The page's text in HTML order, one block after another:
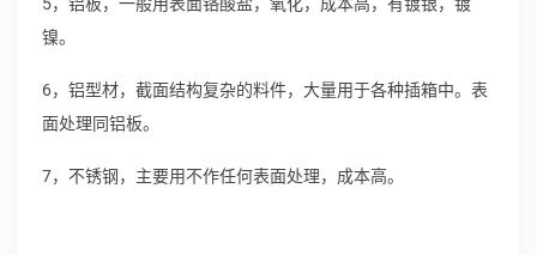
镍。
6，铝型材，截面结构复杂的料件，大量用于各种插箱中。表
面处理同铝板。
7，不锈钢，主要用不作任何表面处理，成本高。